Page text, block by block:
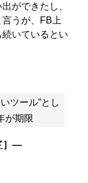
ができたし、
うが、FB上
いているとい
ツール”とし
が期限
］―